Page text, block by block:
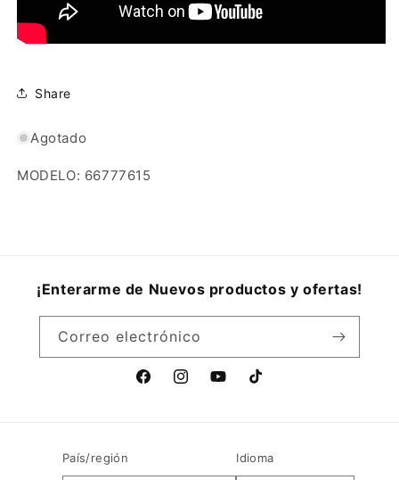
Share
Agotado
MODELO: 66777615
¡Enterarme de Nuevos productos y ofertas!
Correo electrónico
FacebookInstagramYouTubeTikTok
País/región Idioma